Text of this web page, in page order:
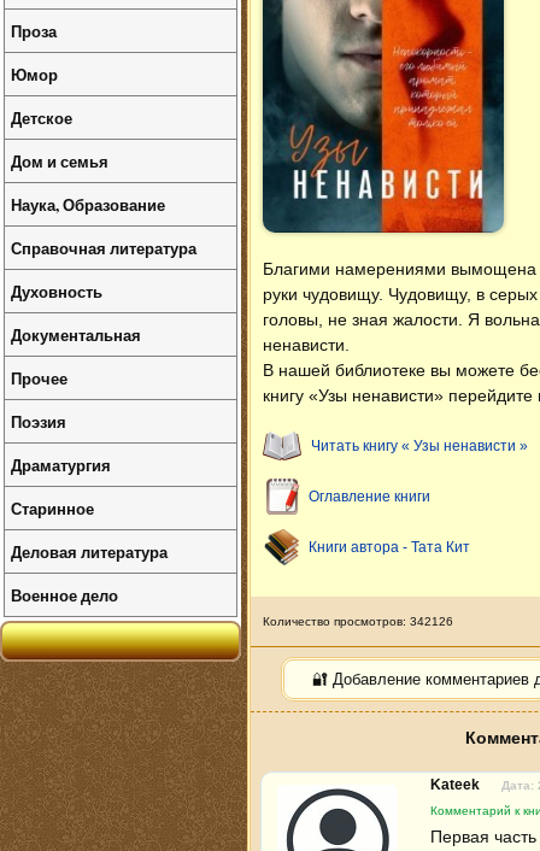
Благими намерениями вымощена
руки чудовищу. Чудовищу, в
головы, не зная жалости. Я
ненависти.
В нашей библиотеке вы можете
книгу «Узы ненависти»
Читать книгу « Узы ненависти »
Оглавление книги
Книги автора - Тата Кит
Количество просмотров: 342126
🔐 Добавление комментариев
Kateek
Дата:
Комментарий к
Первая
Проза
Юмор
Детское
Дом и семья
Наука, Образование
Справочная литература
Духовность
Документальная
Прочее
Поэзия
Драматургия
Старинное
Деловая литература
Военное дело